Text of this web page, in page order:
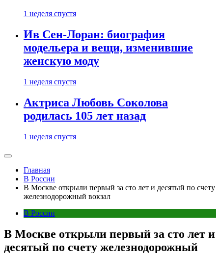
1 неделя спустя
Ив Сен-Лоран: биография
модельера и вещи, изменившие
женскую моду
1 неделя спустя
Актриса Любовь Соколова
родилась 105 лет назад
1 неделя спустя
Главная
В России
В Москве открыли первый за сто лет и десятый по счету
железнодорожный вокзал
В России
В Москве открыли первый за сто лет и
десятый по счету железнодорожный